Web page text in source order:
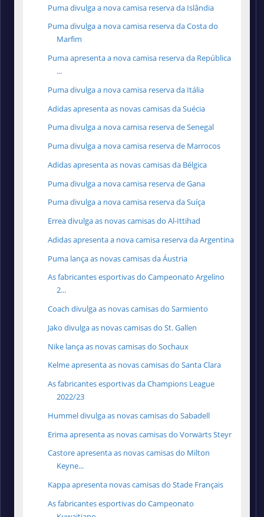
Puma divulga a nova camisa reserva da Islândia
Puma divulga a nova camisa reserva da Costa do
Marfim
Puma apresenta a nova camisa reserva da República
...
Puma divulga a nova camisa reserva da Itália
Adidas apresenta as novas camisas da Suécia
Puma divulga a nova camisa reserva de Senegal
Puma divulga a nova camisa reserva de Marrocos
Adidas apresenta as novas camisas da Bélgica
Puma divulga a nova camisa reserva de Gana
Puma divulga a nova camisa reserva da Suíça
Errea divulga as novas camisas do Al-Ittihad
Adidas apresenta a nova camisa reserva da Argentina
Puma lança as novas camisas da Áustria
As fabricantes esportivas do Campeonato Argelino
2...
Coach divulga as novas camisas do Sarmiento
Jako divulga as novas camisas do St. Gallen
Nike lança as novas camisas do Sochaux
Kelme apresenta as novas camisas do Santa Clara
As fabricantes esportivas da Champions League
2022/23
Hummel divulga as novas camisas do Sabadell
Erima apresenta as novas camisas do Vorwärts Steyr
Castore apresenta as novas camisas do Milton
Keyne...
Kappa apresenta novas camisas do Stade Français
As fabricantes esportivas do Campeonato